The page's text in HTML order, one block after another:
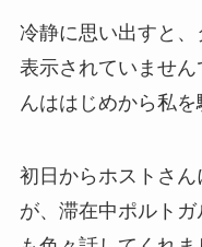
冷静に思い出すと
表示されていませ
んははじめから私を
初日からホストさ
が、滞在中ポルト